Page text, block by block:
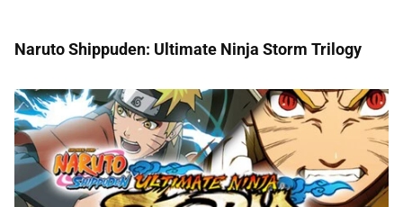
Naruto Shippuden: Ultimate Ninja Storm Trilogy